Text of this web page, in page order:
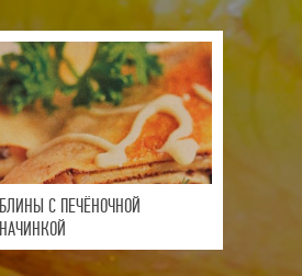
БЛИНЫ С ПЕЧЁНОЧНОЙ
НАЧИНКОЙ